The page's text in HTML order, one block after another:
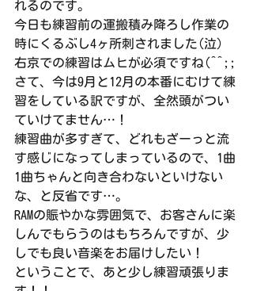
れるのです。
今日も練習前の運搬積み降ろし作業の
時にくるぶし4ヶ所刺されました(泣)
右京での練習はムヒが必須ですね(^^;;
さて、今は9月と12月の本番にむけて練
習をしている訳ですが、全然頭がつい
ていけてません…！
練習曲が多すぎて、どれもざーっと流
す感じになってしまっているので、1曲
1曲ちゃんと向き合わないといけない
な、と反省です…。
RAMの賑やかな雰囲気で、お客さんに楽
しんでもらうのはもちろんですが、少
しでも良い音楽をお届けしたい！
ということで、あと少し練習頑張りま